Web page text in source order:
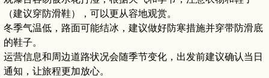
（建议穿防滑鞋），可以更从容地观赏。
冬季气温低，路面可能结冰，建议做好防寒措施并穿带防滑底
的鞋子。
运营信息和周边道路状况会随季节变化，出发前建议确认当日
通知，让旅程更加放心。